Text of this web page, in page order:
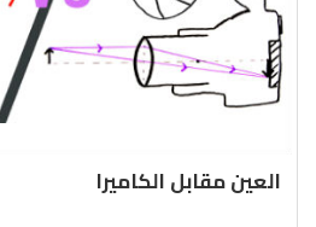
العين مقابل الكاميرا